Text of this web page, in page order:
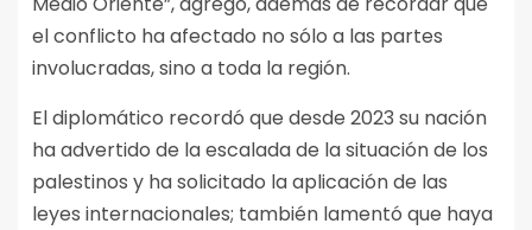
el conflicto ha afectado no sólo a las partes
involucradas, sino a toda la región.
El diplomático recordó que desde 2023 su nación
ha advertido de la escalada de la situación de los
palestinos y ha solicitado la aplicación de las
leyes internacionales; también lamentó que haya